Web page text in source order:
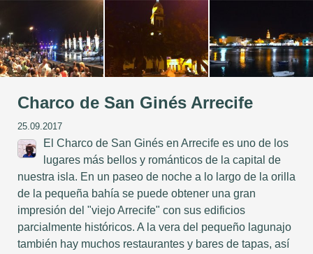
Charco de San Ginés Arrecife
25.09.2017
El Charco de San Ginés en Arrecife es uno de los
lugares más bellos y románticos de la capital de
nuestra isla. En un paseo de noche a lo largo de la orilla
de la pequeña bahía se puede obtener una gran
impresión del "viejo Arrecife" con sus edificios
parcialmente históricos. A la vera del pequeño lagunajo
también hay muchos restaurantes y bares de tapas, así